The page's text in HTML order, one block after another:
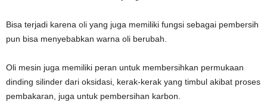
Bisa terjadi karena oli yang juga memiliki fungsi sebagai pembersih
pun bisa menyebabkan warna oli berubah.
Oli mesin juga memiliki peran untuk membersihkan permukaan
dinding silinder dari oksidasi, kerak-kerak yang timbul akibat proses
pembakaran, juga untuk pembersihan karbon.